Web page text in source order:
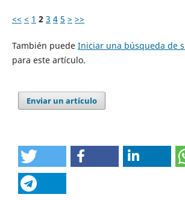
<< < 1 2 3 4 5 > >>
También puede Iniciar una búsqueda de
para este artículo.
Enviar un artículo